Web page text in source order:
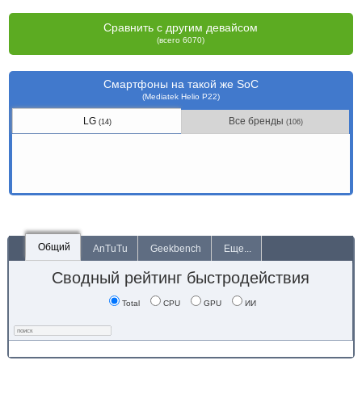
Сравнить с другим девайсом
(всего 6070)
Смартфоны на такой же SoC
(Mediatek Helio P22)
LG (14) Все бренды (106)
Общий AnTuTu Geekbench Еще...
Сводный рейтинг быстродействия
Total CPU GPU ИИ